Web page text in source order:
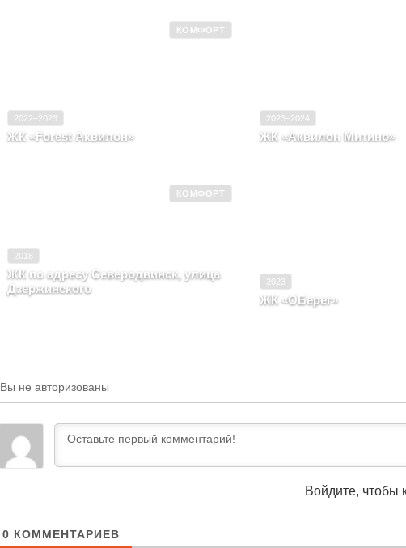
КОМФОРТ
2022–2023
ЖК «Forest Аквилон»
2023–2024
ЖК «Аквилон Митино»
КОМФОРТ
2018
ЖК по адресу Северодвинск, улица
Дзержинского
Класс
2023
ЖК «ОБерег»
Вы не авторизованы
Войдите, чтобы
0 КОММЕНТАРИЕВ